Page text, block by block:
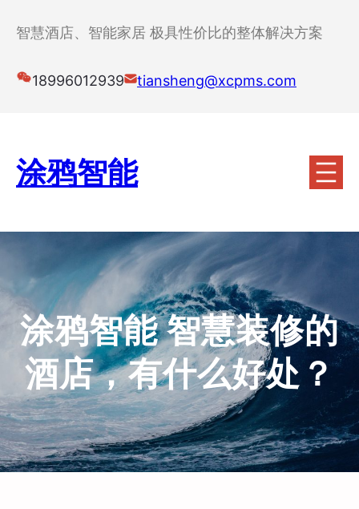
智慧酒店、智能家居 极具性价比的整体解决方案
18996012939 tiansheng@xcpms.com
涂鸦智能
涂鸦智能 智慧装修的
酒店，有什么好处？